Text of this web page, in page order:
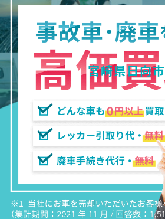
宮崎県日向市